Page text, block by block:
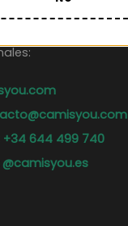
+34 644 499 740
@camisyou.es